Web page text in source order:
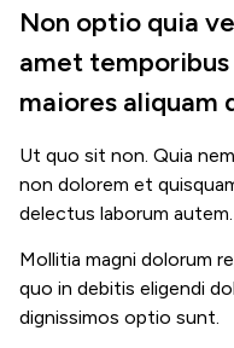
Non optio quia
amet
maiores aliquam
Ut quo sit non. Quia
non dolorem et
delectus laborum autem.
Mollitia magni dolorum
quo in debitis eligendi
dignissimos optio sunt.